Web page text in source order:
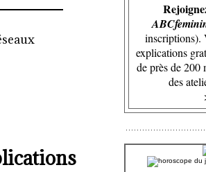
inscriptions).
explications
de près de 200
des